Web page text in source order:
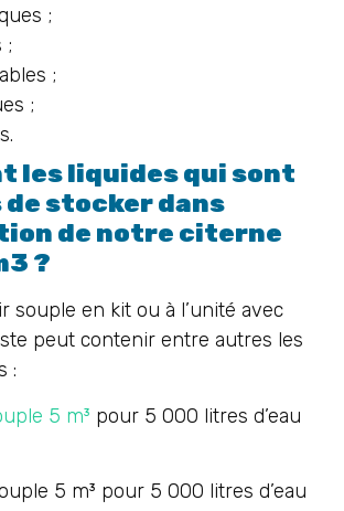
;
;
;
;
les liquides qui sont
de stocker dans
de notre citerne
?
souple en kit ou à l’unité avec
peut contenir entre autres les
:
5 m³ pour 5 000 litres d’eau
5 m³ pour 5 000 litres d’eau